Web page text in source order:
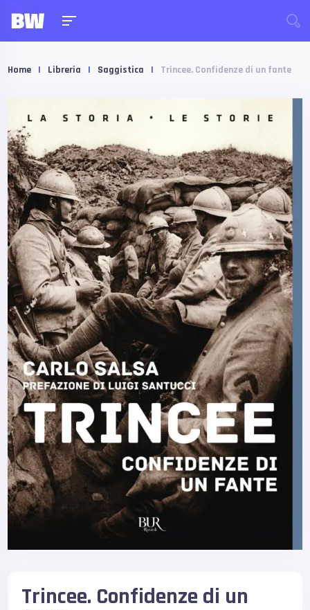
Home | Libreria | Saggistica | Trincee. Confidenze di un fante
Trincee. Confidenze di un